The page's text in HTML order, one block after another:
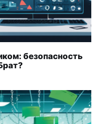
безопасность